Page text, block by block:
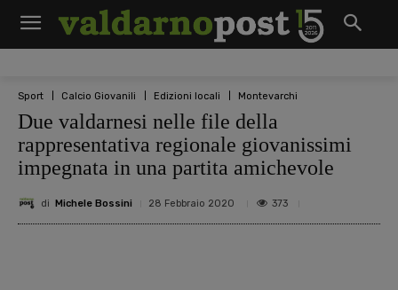
Sport Calcio Giovanili Edizioni locali Montevarchi
Due valdarnesi nelle file della
rappresentativa regionale giovanissimi
impegnata in una partita amichevole
di Michele Bossini 28 Febbraio 2020 373